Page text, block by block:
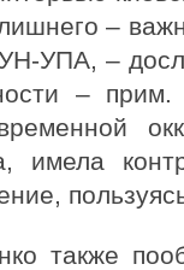
–
УПА, –
– прим.
имела
также